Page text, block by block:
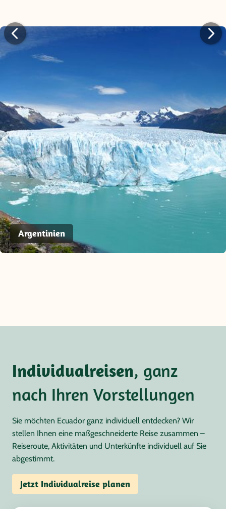
Argentinien
Individualreisen, ganz
nach Ihren Vorstellungen
Sie möchten Ecuador ganz individuell entdecken? Wir
stellen Ihnen eine maßgeschneiderte Reise zusammen –
Reiseroute, Aktivitäten und Unterkünfte individuell auf Sie
abgestimmt.
Jetzt Individualreise planen